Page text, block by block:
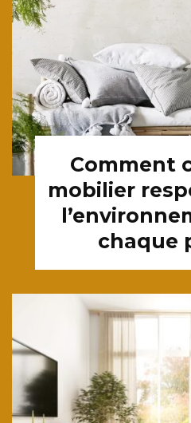
Comment
mobilier
chaque